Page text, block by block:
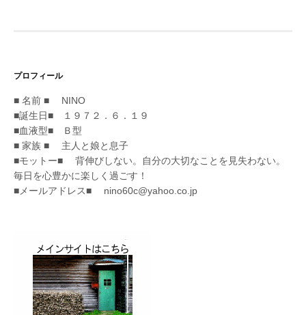
プロフィール
■ 名前 ■ NINO
■誕生日■ １９７２．６．１９
■血液型■ Ｂ型
■ 家族 ■ 主人と娘と息子
■モットー■ 背伸びしない。自分の大切なことを見失わない。
毎日を心豊かに楽しく過ごす！
■メールアドレス■ nino60c@yahoo.co.jp